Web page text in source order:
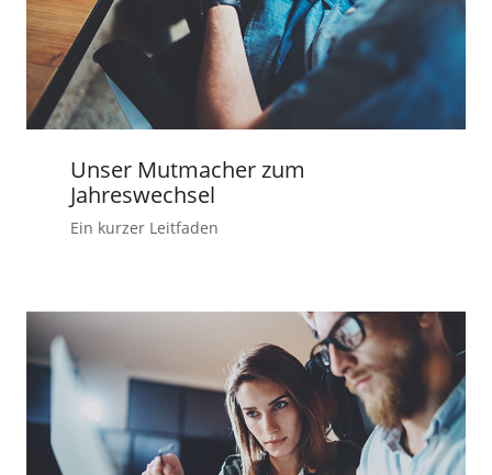
Unser Mutmacher zum
Jahreswechsel
Ein kurzer Leitfaden